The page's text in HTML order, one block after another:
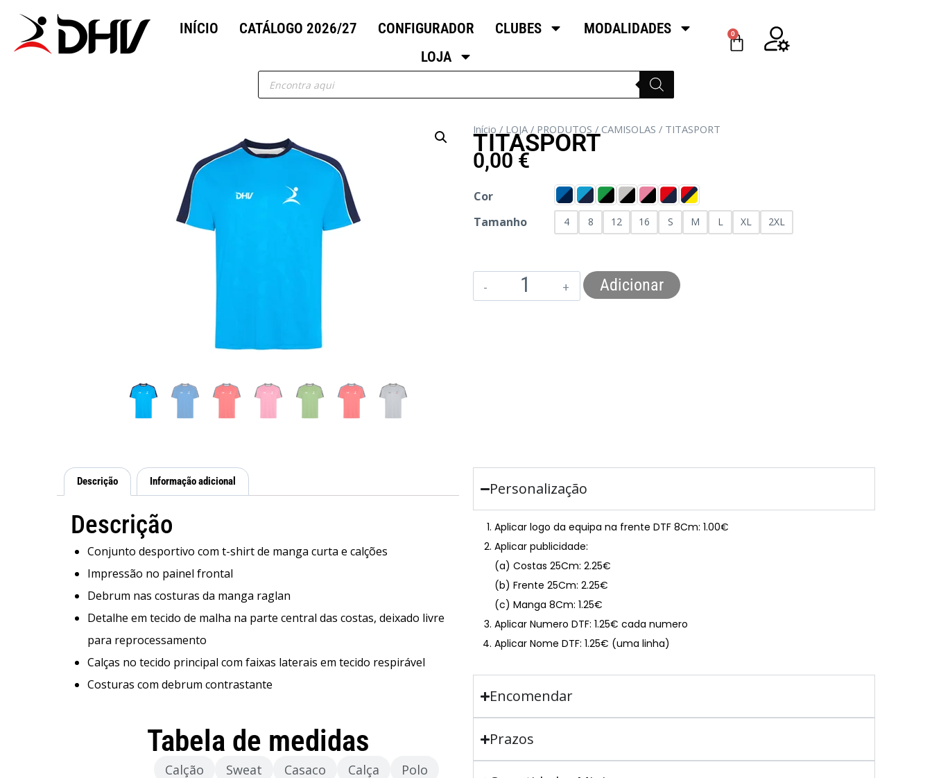
INÍCIO CATÁLOGO 2026/27 CONFIGURADOR CLUBES
MODALIDADES
LOJA
0
Início / LOJA / PRODUTOS / CAMISOLAS / TITASPORT
TITASPORT
0,00 €
Cor
Tamanho
4 8 12 16 S M L XL 2XL
Adicionar
Descrição Informação adicional
Descrição
Conjunto desportivo com t-shirt de manga curta e calções
Impressão no painel frontal
Debrum nas costuras da manga raglan
Detalhe em tecido de malha na parte central das costas, deixado livre
para reprocessamento
Calças no tecido principal com faixas laterais em tecido respirável
Costuras com debrum contrastante
Tabela de medidas
Calção Sweat Casaco Calça Polo
Personalização
Aplicar logo da equipa na frente DTF 8Cm: 1.00€
Aplicar publicidade:
(a) Costas 25Cm: 2.25€
(b) Frente 25Cm: 2.25€
(c) Manga 8Cm: 1.25€
Aplicar Numero DTF: 1.25€ cada numero
Aplicar Nome DTF: 1.25€ (uma linha)
Encomendar
Prazos